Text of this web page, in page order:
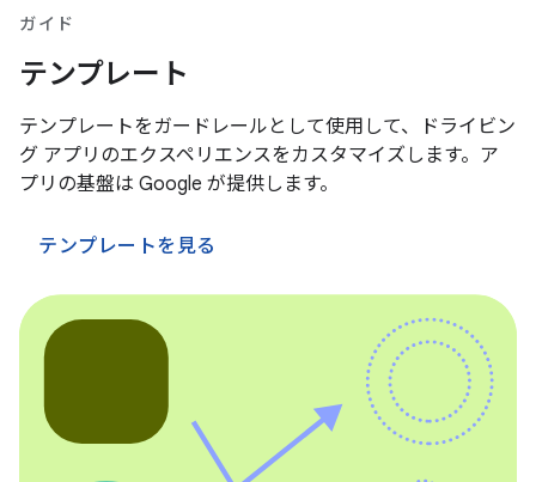
ガイド
テンプレート
テンプレートをガードレールとして使用して、ドライビン
グ アプリのエクスペリエンスをカスタマイズします。ア
プリの基盤は Google が提供します。
テンプレートを見る